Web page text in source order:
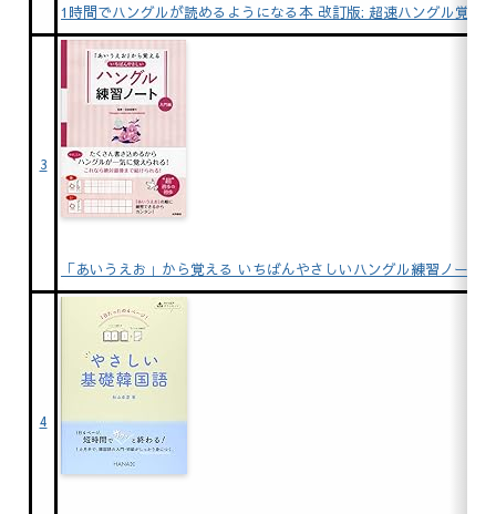
1時間でハングルが読めるようになる本 改訂版: 超速ハングル覚え
3
「あいうえお」から覚える いちばんやさしいハングル練習ノート
4